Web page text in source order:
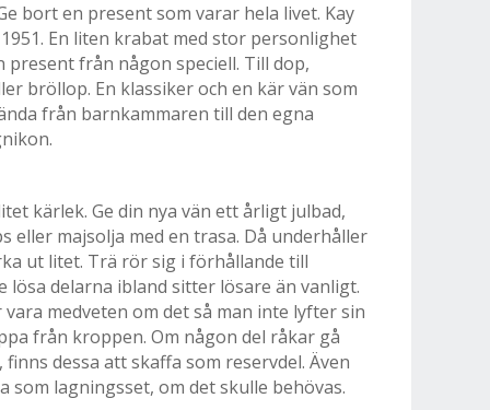
bort en present som varar hela livet. Kay
En liten krabat med stor personlighet
från någon speciell. Till dop,
bröllop. En klassiker och en kär vän som
från barnkammaren till den egna
kärlek. Ge din nya vän ett årligt julbad,
eller majsolja med en trasa. Då underhåller
ut litet. Trä rör sig i förhållande till
delarna ibland sitter lösare än vanligt.
medveten om det så man inte lyfter sin
från kroppen. Om någon del råkar gå
dessa att skaffa som reservdel. Även
som lagningsset, om det skulle behövas.